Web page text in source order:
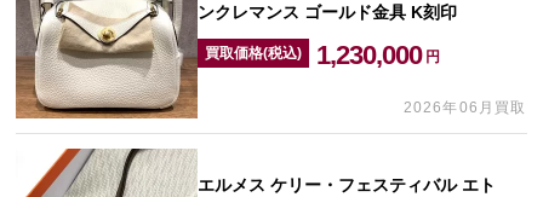
ンクレマンス ゴールド金具 K刻印
買取価格(税込) 1,230,000 円
2026年06月買取
エルメス ケリー・フェスティバル エト